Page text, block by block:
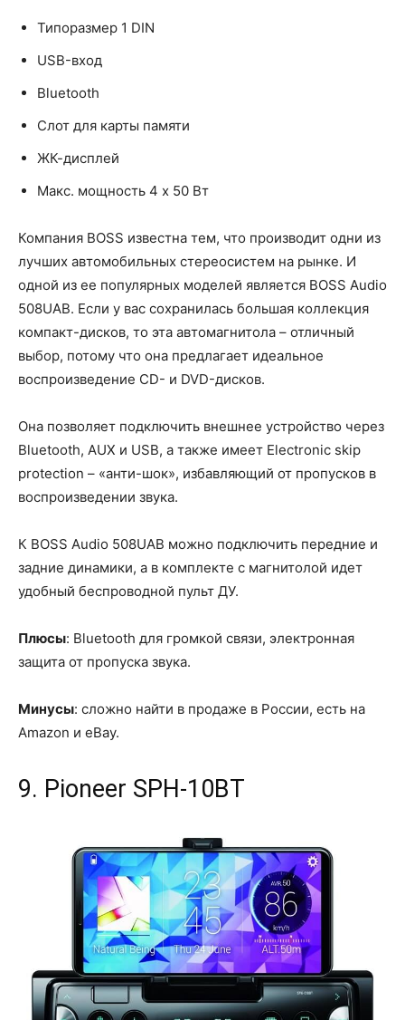
Типоразмер 1 DIN
USB-вход
Bluetooth
Слот для карты памяти
ЖК-дисплей
Макс. мощность 4 x 50 Вт
Компания BOSS известна тем, что производит одни из
лучших автомобильных стереосистем на рынке. И
одной из ее популярных моделей является BOSS Audio
508UAB. Если у вас сохранилась большая коллекция
компакт-дисков, то эта автомагнитола – отличный
выбор, потому что она предлагает идеальное
воспроизведение CD- и DVD-дисков.
Она позволяет подключить внешнее устройство через
Bluetooth, AUX и USB, а также имеет Electronic skip
protection – «анти-шок», избавляющий от пропусков в
воспроизведении звука.
К BOSS Audio 508UAB можно подключить передние и
задние динамики, а в комплекте с магнитолой идет
удобный беспроводной пульт ДУ.
Плюсы: Bluetooth для громкой связи, электронная
защита от пропуска звука.
Минусы: сложно найти в продаже в России, есть на
Amazon и eBay.
9. Pioneer SPH-10BT